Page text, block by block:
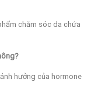
chăm sóc da chứa
hưởng của hormone